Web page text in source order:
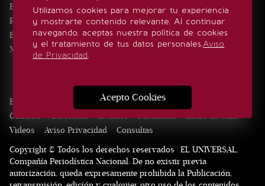
Utilizamos cookies para mejorar tu experiencia
y mostrarte contenido relevante. Al continuar
navegando, aceptas nuestra política de cookies
y el tratamiento de tus datos personales.Aviso
de Privacidad.
Acepto Cookies
Eventos
Realeza
Estilo de vida
Minuto x Minuto
SÍGUENOS
Edición Impresa Noticias Quiénes somos
Contacto
Directorio Eventos Publicidad
Estilo de vida
Videos
Aviso Privacidad
Consultas
Copyright © Todos los derechos reservados | EL UNIVERSAL,
Compañía Periodística Nacional. De no existir previa
autorización, queda expresamente prohibida la Publicación,